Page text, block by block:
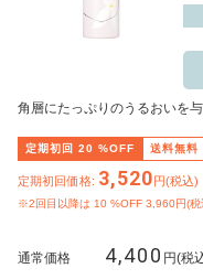
角層にたっぷりのうるおいを
定期初回 20 %OFF 送料無料
定期初回価格: 3,520円(税込)
※2回目以降は 10 %OFF 3,960円(税
通常価格 4,400 円(税